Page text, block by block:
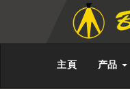
主頁 产品